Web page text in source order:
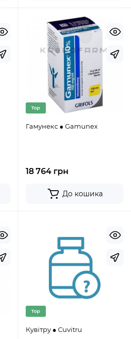
Top
Гамунекс ● Gamunex
18 764 грн
До кошика
Top
Кувітру ● Cuvitru